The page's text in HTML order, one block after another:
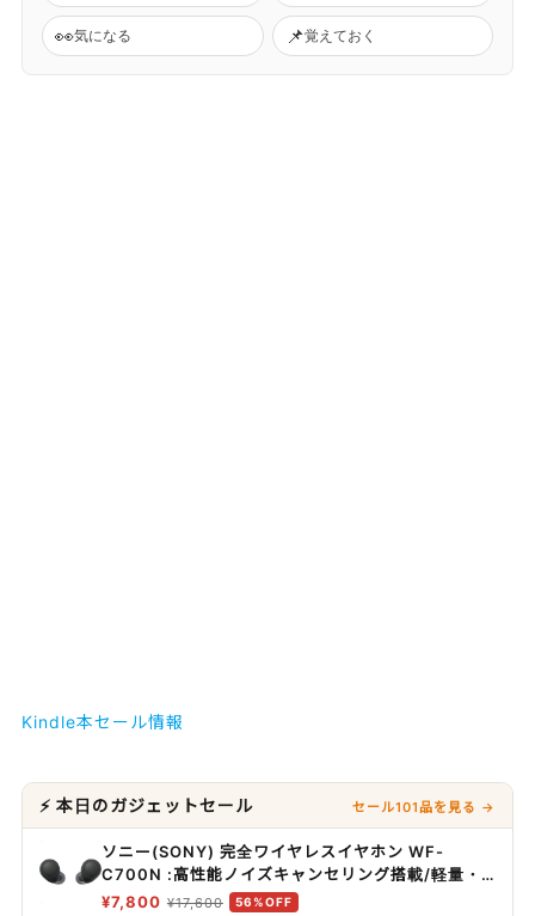
👀気になる 📌覚えておく
Kindle本セール情報
⚡ 本日のガジェットセール セール101品を見る →
ソニー(SONY) 完全ワイヤレスイヤホン WF-
C700N :高性能ノイズキャンセリング搭載/軽量・
小型設計/音質アップスケール機能搭載/連続音楽再
¥7,800 ¥17,600 56%OFF